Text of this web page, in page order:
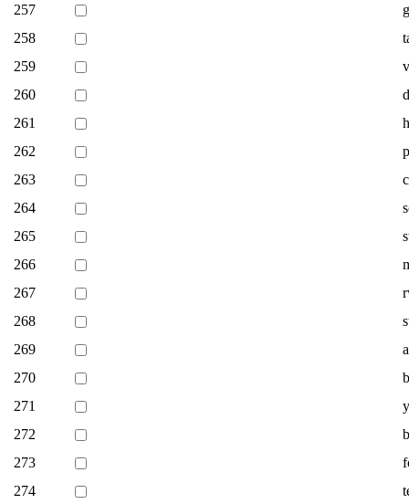
257
258
259
260
261
262
263
264
265
266
267
268
269
270
271
272
273
274